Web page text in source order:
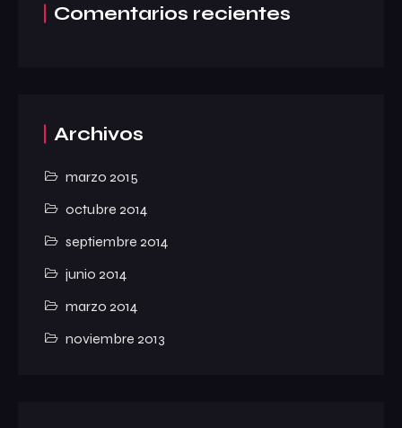
Comentarios recientes
Archivos
marzo 2015
octubre 2014
septiembre 2014
junio 2014
marzo 2014
noviembre 2013